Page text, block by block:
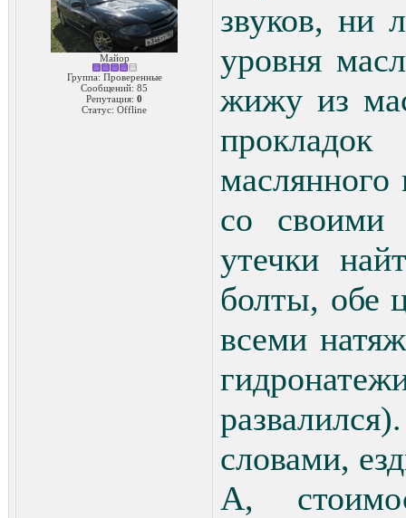
Майор
Группа: Проверенные
Сообщений: 85
Репутация: 0
Статус: Offline
звуков, ни
уровня
жижу из
со своими
утечки
болты, обе
всеми
словами,
А,